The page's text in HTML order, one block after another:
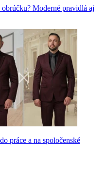
Moderné pravidlá aj
práce a na spoločenské